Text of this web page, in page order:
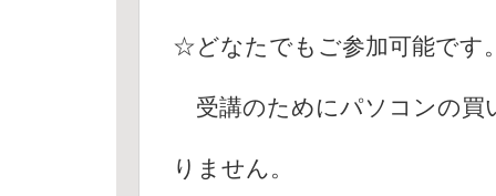
☆どなたでもご参加可能です
受講のためにパソコンの買
りません。